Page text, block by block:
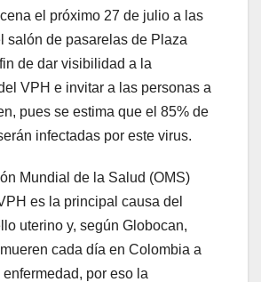
el próximo 27 de julio a las
salón de pasarelas de Plaza
de dar visibilidad a la
VPH e invitar a las personas a
pues se estima que el 85% de
infectadas por este virus.
Mundial de la Salud (OMS)
es la principal causa del
uterino y, según Globocan,
cada día en Colombia a
por eso la